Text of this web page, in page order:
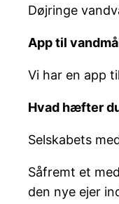
Døjringe
App til
Vi har en app
Hvad hæfter
Selskabets
Såfremt et
den nye ejer